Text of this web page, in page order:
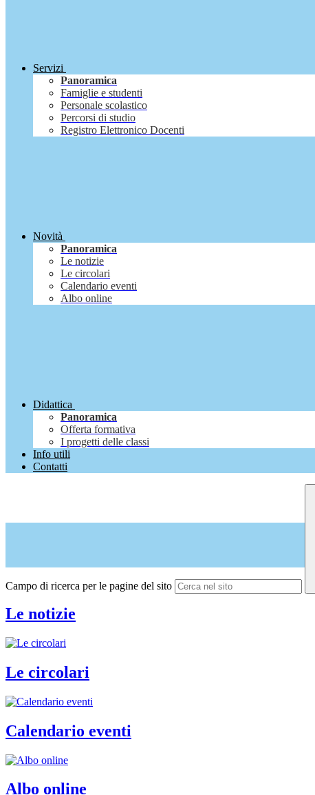
Servizi
Panoramica
Famiglie e studenti
Personale scolastico
Percorsi di studio
Registro Elettronico Docenti
Novità
Panoramica
Le notizie
Le circolari
Calendario eventi
Albo online
Didattica
Panoramica
Offerta formativa
I progetti delle classi
Info utili
Contatti
Campo di ricerca per le pagine del sito
Le notizie
Le circolari
Calendario eventi
Albo online